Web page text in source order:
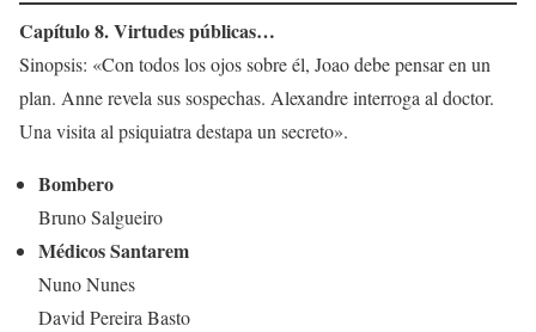
Capítulo 8. Virtudes públicas…
Sinopsis: «Con todos los ojos sobre él, Joao debe pensar en un
plan. Anne revela sus sospechas. Alexandre interroga al doctor.
Una visita al psiquiatra destapa un secreto».
Bombero
Bruno Salgueiro
Médicos Santarem
Nuno Nunes
David Pereira Basto